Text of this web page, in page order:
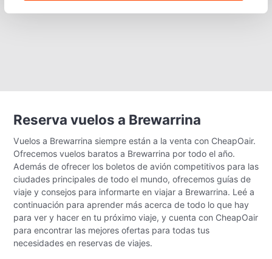
Reserva vuelos a Brewarrina
Vuelos a Brewarrina siempre están a la venta con CheapOair.
Ofrecemos vuelos baratos a Brewarrina por todo el año.
Además de ofrecer los boletos de avión competitivos para las
ciudades principales de todo el mundo, ofrecemos guías de
viaje y consejos para informarte en viajar a Brewarrina. Leé a
continuación para aprender más acerca de todo lo que hay
para ver y hacer en tu próximo viaje, y cuenta con CheapOair
para encontrar las mejores ofertas para todas tus
necesidades en reservas de viajes.